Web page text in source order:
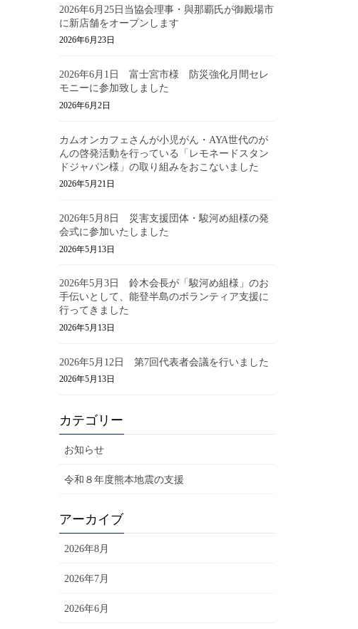
2026年6月25日当協会理事・與那覇氏が御殿場市
に新店舗をオープンします
2026年6月23日
2026年6月1日 富士宮市様 防災強化月間セレ
モニーに参加致しました
2026年6月2日
カムオンカフェさんが小児がん・AYA世代のが
んの啓発活動を行っている「レモネードスタン
ドジャパン様」の取り組みをおこないました
2026年5月21日
2026年5月8日 災害支援団体・駿河め組様の発
会式に参加いたしました
2026年5月13日
2026年5月3日 鈴木会長が「駿河め組様」のお
手伝いとして、能登半島のボランティア支援に
行ってきました
2026年5月13日
2026年5月12日 第7回代表者会議を行いました
2026年5月13日
カテゴリー
お知らせ
令和８年度熊本地震の支援
アーカイブ
2026年8月
2026年7月
2026年6月